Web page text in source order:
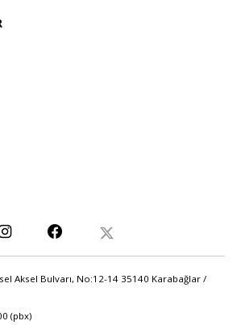
Aksel Bulvarı, No:12-14 35140 Karabağlar /
(pbx)